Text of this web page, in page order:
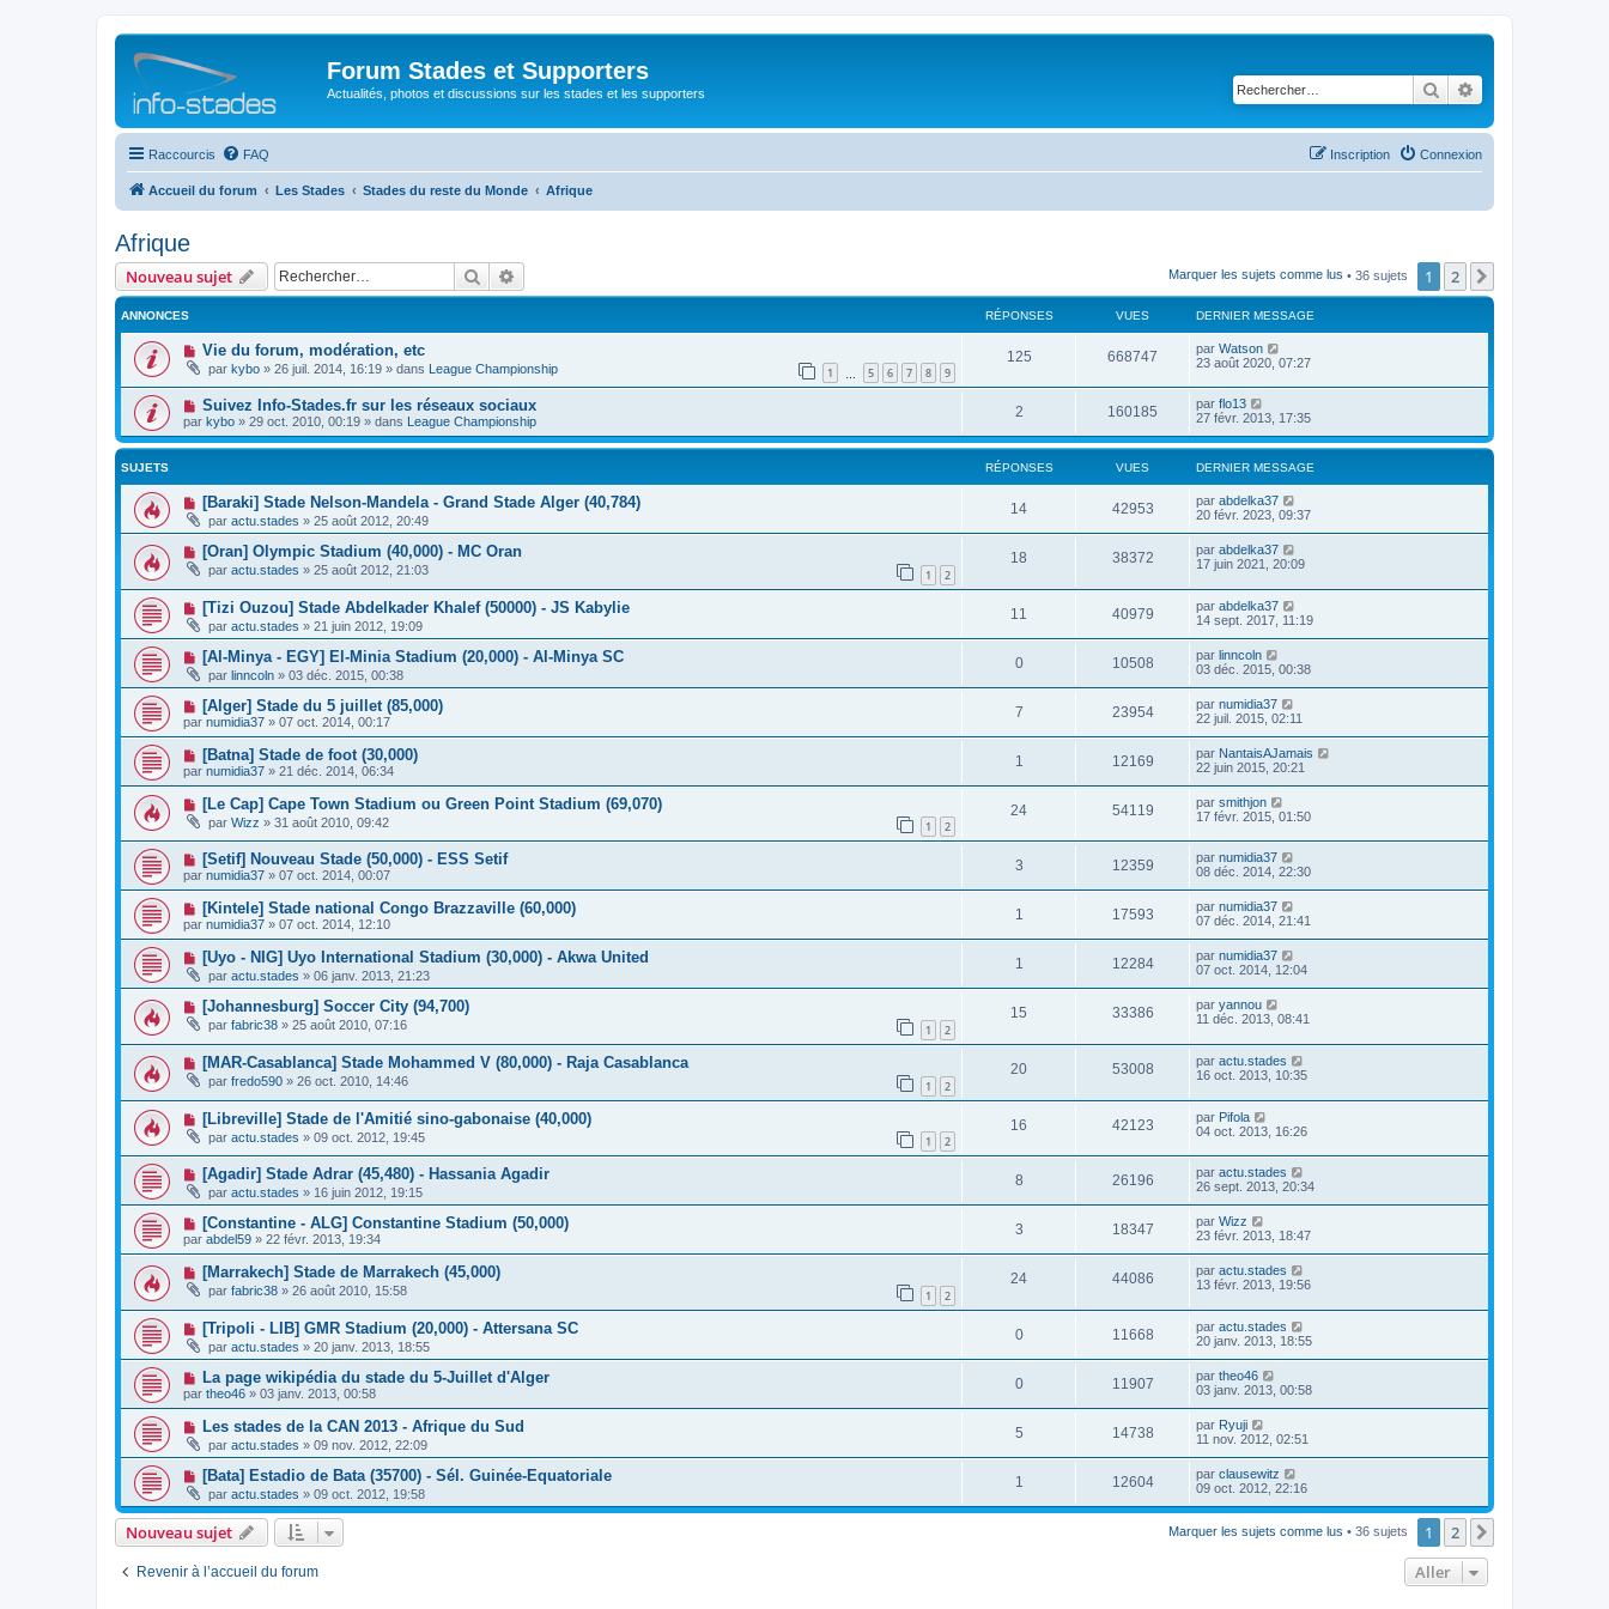
Forum Stades et Supporters
Actualités, photos et discussions sur les stades et les supporters Rechercher
Raccourcis FAQ Connexion
Inscription
Accueil du forum Les Stades Stades du reste du Monde Afrique
Afrique
Nouveau sujet Rechercher Marquer les sujets comme lus • 36 sujets 1 2
ANNONCES RÉPONSES VUES DERNIER MESSAGE
Vie du forum, modération, etc
par kybo » 26 juil. 2014, 16:19 » dans League Championship 1 5 6 7 8 9
125 668747 par Watson
23 août 2020, 07:27
Suivez Info-Stades.fr sur les réseaux sociaux
par kybo » 29 oct. 2010, 00:19 » dans League Championship
2 160185 par flo13
27 févr. 2013, 17:35
SUJETS RÉPONSES VUES DERNIER MESSAGE
[Baraki] Stade Nelson-Mandela - Grand Stade Alger (40,784)
par actu.stades » 25 août 2012, 20:49
14 42953 par abdelka37
20 févr. 2023, 09:37
[Oran] Olympic Stadium (40,000) - MC Oran
par actu.stades » 25 août 2012, 21:03 1 2
18 38372 par abdelka37
17 juin 2021, 20:09
[Tizi Ouzou] Stade Abdelkader Khalef (50000) - JS Kabylie
par actu.stades » 21 juin 2012, 19:09
11 40979 par abdelka37
14 sept. 2017, 11:19
[Al-Minya - EGY] El-Minia Stadium (20,000) - Al-Minya SC
par linncoln » 03 déc. 2015, 00:38
0 10508 par linncoln
03 déc. 2015, 00:38
[Alger] Stade du 5 juillet (85,000)
par numidia37 » 07 oct. 2014, 00:17
7 23954 par numidia37
22 juil. 2015, 02:11
[Batna] Stade de foot (30,000)
par numidia37 » 21 déc. 2014, 06:34
1 12169 par NantaisAJamais
22 juin 2015, 20:21
[Le Cap] Cape Town Stadium ou Green Point Stadium (69,070)
par Wizz » 31 août 2010, 09:42 1 2
24 54119 par smithjon
17 févr. 2015, 01:50
[Setif] Nouveau Stade (50,000) - ESS Setif
par numidia37 » 07 oct. 2014, 00:07
3 12359 par numidia37
08 déc. 2014, 22:30
[Kintele] Stade national Congo Brazzaville (60,000)
par numidia37 » 07 oct. 2014, 12:10
1 17593 par numidia37
07 déc. 2014, 21:41
[Uyo - NIG] Uyo International Stadium (30,000) - Akwa United
par actu.stades » 06 janv. 2013, 21:23
1 12284 par numidia37
07 oct. 2014, 12:04
[Johannesburg] Soccer City (94,700)
par fabric38 » 25 août 2010, 07:16 1 2
15 33386 par yannou
11 déc. 2013, 08:41
[MAR-Casablanca] Stade Mohammed V (80,000) - Raja Casablanca
par fredo590 » 26 oct. 2010, 14:46 1 2
20 53008 par actu.stades
16 oct. 2013, 10:35
[Libreville] Stade de l'Amitié sino-gabonaise (40,000)
par actu.stades » 09 oct. 2012, 19:45 1 2
16 42123 par Pifola
04 oct. 2013, 16:26
[Agadir] Stade Adrar (45,480) - Hassania Agadir
par actu.stades » 16 juin 2012, 19:15
8 26196 par actu.stades
26 sept. 2013, 20:34
[Constantine - ALG] Constantine Stadium (50,000)
par abdel59 » 22 févr. 2013, 19:34
3 18347 par Wizz
23 févr. 2013, 18:47
[Marrakech] Stade de Marrakech (45,000)
par fabric38 » 26 août 2010, 15:58 1 2
24 44086 par actu.stades
13 févr. 2013, 19:56
[Tripoli - LIB] GMR Stadium (20,000) - Attersana SC
par actu.stades » 20 janv. 2013, 18:55
0 11668 par actu.stades
20 janv. 2013, 18:55
La page wikipédia du stade du 5-Juillet d'Alger
par theo46 » 03 janv. 2013, 00:58
0 11907 par theo46
03 janv. 2013, 00:58
Les stades de la CAN 2013 - Afrique du Sud
par actu.stades » 09 nov. 2012, 22:09
5 14738 par Ryuji
11 nov. 2012, 02:51
[Bata] Estadio de Bata (35700) - Sél. Guinée-Equatoriale
par actu.stades » 09 oct. 2012, 19:58
1 12604 par clausewitz
09 oct. 2012, 22:16
Nouveau sujet Marquer les sujets comme lus • 36 sujets 1 2
Revenir à l’accueil du forum Aller